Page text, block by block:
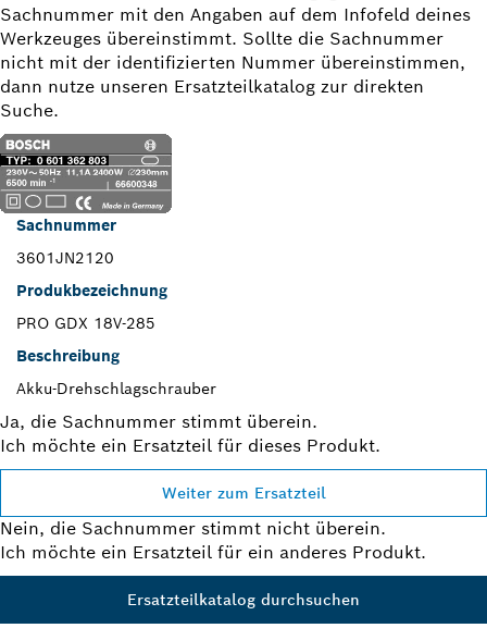
Sachnummer mit den Angaben auf dem Infofeld deines
Werkzeuges übereinstimmt. Sollte die Sachnummer
nicht mit der identifizierten Nummer übereinstimmen,
dann nutze unseren Ersatzteilkatalog zur direkten
Suche.
Sachnummer
3601JN2120
Produkbezeichnung
PRO GDX 18V-285
Beschreibung
Akku-Drehschlagschrauber
Ja, die Sachnummer stimmt überein.
Ich möchte ein Ersatzteil für dieses Produkt.
Weiter zum Ersatzteil
Nein, die Sachnummer stimmt nicht überein.
Ich möchte ein Ersatzteil für ein anderes Produkt.
Ersatzteilkatalog durchsuchen